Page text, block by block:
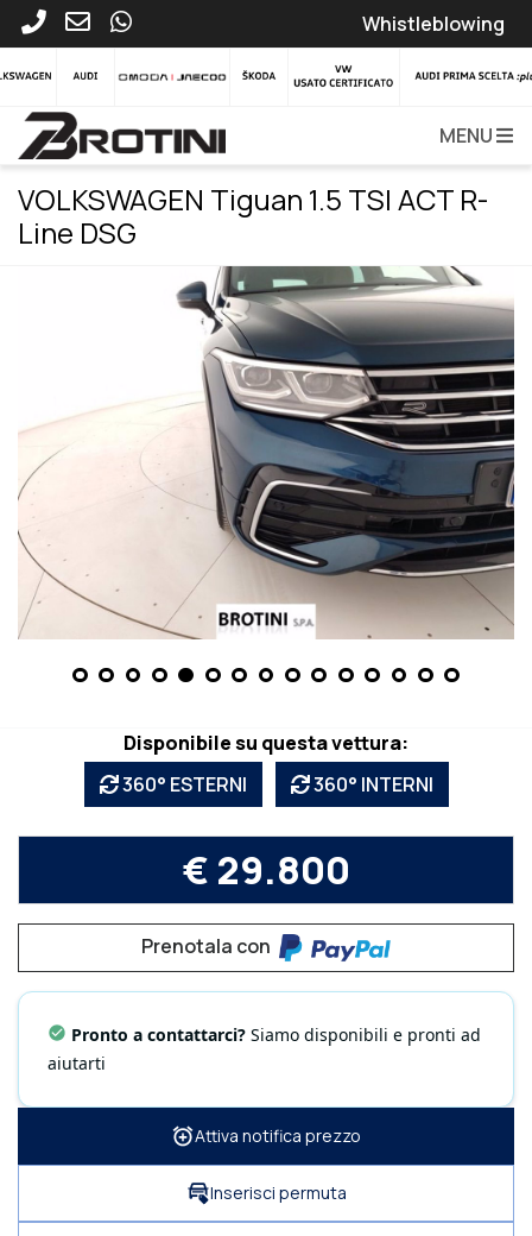
Whistleblowing
MENU
VOLKSWAGEN Tiguan 1.5 TSI ACT R-
Line DSG
Disponibile su questa vettura:
360° ESTERNI
360° INTERNI
€ 29.800
Prenotala con
Pronto a contattarci? Siamo disponibili e pronti ad
aiutarti
Attiva notifica prezzo
Inserisci permuta